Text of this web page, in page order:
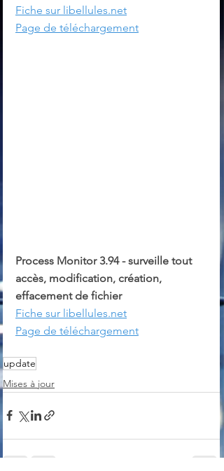
Fiche sur libellules.net
Page de téléchargement
Process Monitor 3.94 - surveille tout
accès, modification, création,
effacement de fichier
Fiche sur libellules.net
Page de téléchargement
update
Mises à jour